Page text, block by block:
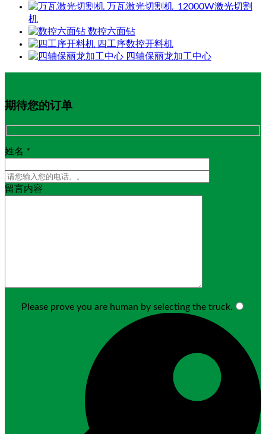
万瓦激光切割机_12000W激光切割
机
数控六面钻
四工序数控开料机
四轴保丽龙加工中心
期待您的订单
姓名 *
留言内容
Please prove you are human by selecting thetruck.